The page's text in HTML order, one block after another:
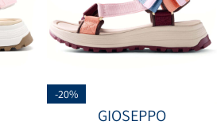
-20%
GIOSEPPO